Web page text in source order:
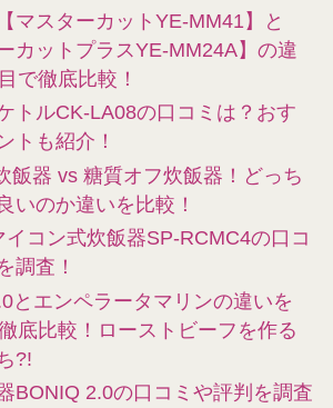
マスターカットYE-MM41】と
カットプラスYE-MM24A】の違
で徹底比較！
トルCK-LA08の口コミは？おす
トも紹介！
飯器 vs 糖質オフ炊飯器！どっち
いのか違いを比較！
イコン式炊飯器SP-RCMC4の口コ
調査！
とエンペラータマリンの違いを
底比較！ローストビーフを作る
?!
BONIQ 2.0の口コミや評判を調査